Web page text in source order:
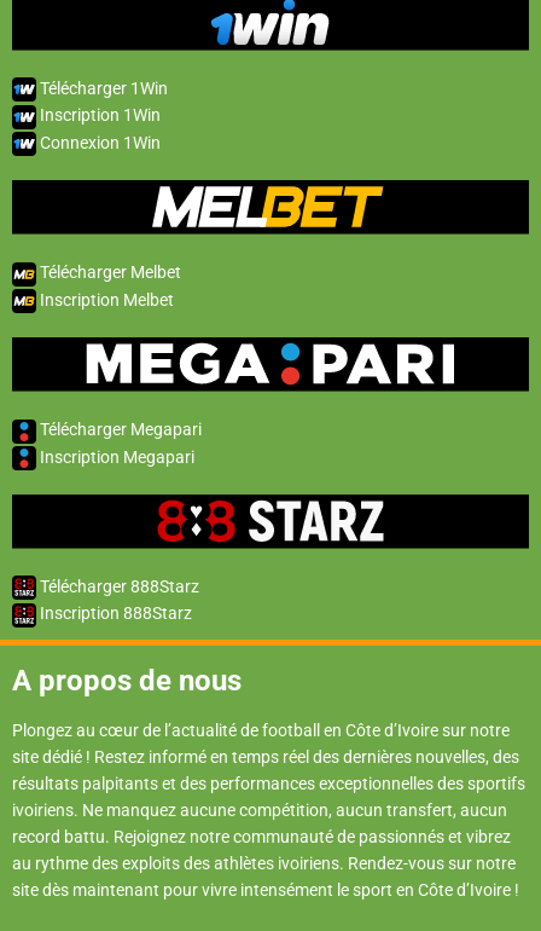
Télécharger 1Win
Inscription 1Win
Connexion 1Win
Télécharger Melbet
Inscription Melbet
Télécharger Megapari
Inscription Megapari
Télécharger 888Starz
Inscription 888Starz
A propos de nous
Plongez au cœur de l’actualité de football en Côte d’Ivoire sur notre
site dédié ! Restez informé en temps réel des dernières nouvelles, des
résultats palpitants et des performances exceptionnelles des sportifs
ivoiriens. Ne manquez aucune compétition, aucun transfert, aucun
record battu. Rejoignez notre communauté de passionnés et vibrez
au rythme des exploits des athlètes ivoiriens. Rendez-vous sur notre
site dès maintenant pour vivre intensément le sport en Côte d’Ivoire !